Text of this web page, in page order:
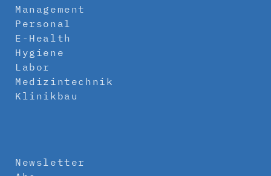
Management
Personal
E-Health
Hygiene
Labor
Medizintechnik
Klinikbau
Newsletter